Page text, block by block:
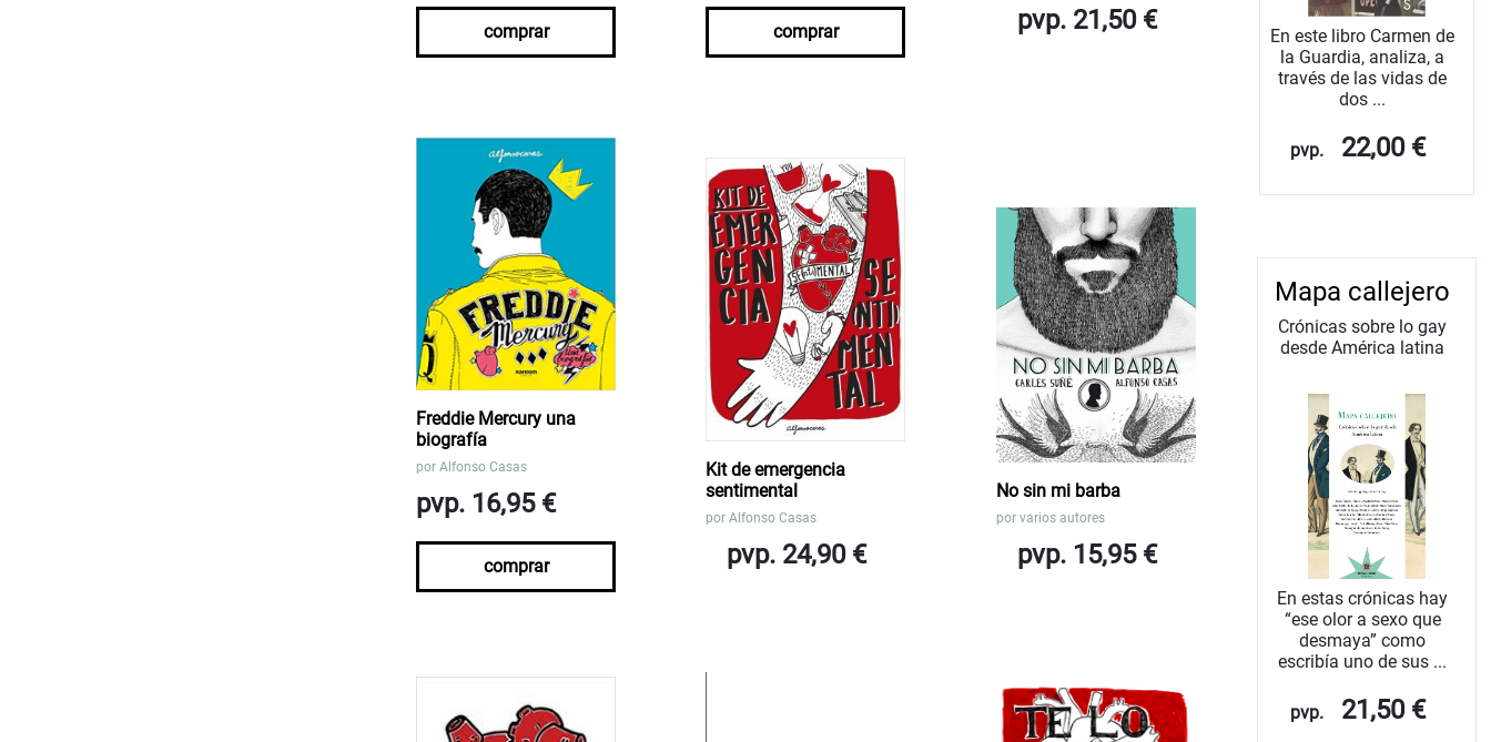
comprar comprar pvp. 21,50 €
Freddie Mercury una
biografía
por Alfonso Casas
pvp. 16,95 €
comprar
Kit de emergencia
sentimental
porAlfonso Casas
pvp. 24,90 €
No sin mi barba
por varios autores
pvp. 15,95 €
En este libro Carmen de
la Guardia, analiza, a
través de las vidas de
dos ...
pvp. 22,00 €
Mapa callejero
Crónicas sobre lo gay
desde América latina
En estas crónicas hay
“ese olor a sexo que
desmaya” como
escribía uno de sus ...
pvp. 21,50 €